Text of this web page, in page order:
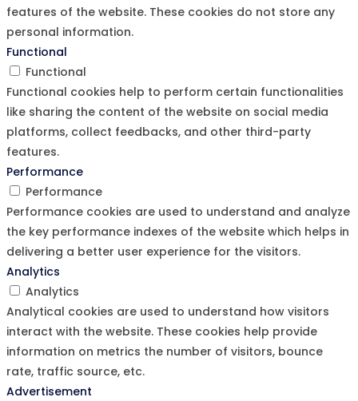
features of the website. These cookies do not store any
personal information.
Functional
Functional
Functional cookies help to perform certain functionalities
like sharing the content of the website on social media
platforms, collect feedbacks, and other third-party
features.
Performance
Performance
Performance cookies are used to understand and analyze
the key performance indexes of the website which helps in
delivering a better user experience for the visitors.
Analytics
Analytics
Analytical cookies are used to understand how visitors
interact with the website. These cookies help provide
information on metrics the number of visitors, bounce
rate, traffic source, etc.
Advertisement